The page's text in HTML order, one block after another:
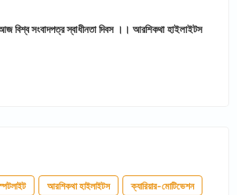
বিশ্ব সংবাদপত্র স্বাধীনতা দিবস ।। আরশিকথা হাইলাইটস
আরশিকথা হাইলাইটস ক্যারিয়ার-মোটিভেশন